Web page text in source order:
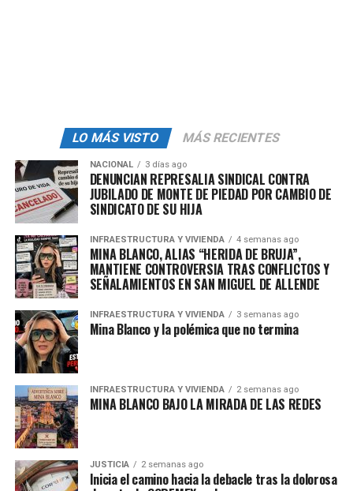
de Duisburg-Essen (UDE) en Alemania y la Universidad
de Costa Rica (UCR), con el objetivo de promover la
cooperación científica y la movilidad académica.
admin
LO MÁS VISTO MÁS RECIENTES
NACIONAL 3 días ago
DENUNCIAN REPRESALIA SINDICAL CONTRA
JUBILADO DE MONTE DE PIEDAD POR CAMBIO DE
SINDICATO DE SU HIJA
INFRAESTRUCTURA Y VIVIENDA 4 semanas ago
MINA BLANCO, ALIAS “HERIDA DE BRUJA”,
MANTIENE CONTROVERSIA TRAS CONFLICTOS Y
SEÑALAMIENTOS EN SAN MIGUEL DE ALLENDE
INFRAESTRUCTURA Y VIVIENDA 3 semanas ago
Mina Blanco y la polémica que no termina
INFRAESTRUCTURA Y VIVIENDA 2 semanas ago
MINA BLANCO BAJO LA MIRADA DE LAS REDES
JUSTICIA 2 semanas ago
Inicia el camino hacia la debacle tras la dolorosa